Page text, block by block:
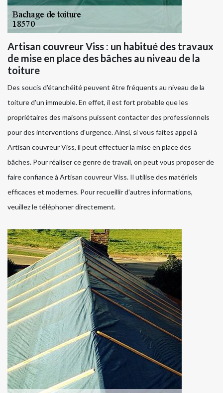
Artisan couvreur Viss : un habitué des travaux
de mise en place des bâches au niveau de la
toiture
Des soucis d'étanchéité peuvent être fréquents au niveau de la
toiture d'un immeuble. En effet, il est fort probable que les
propriétaires des maisons puissent contacter des professionnels
pour des interventions d'urgence. Ainsi, si vous faites appel à
Artisan couvreur Viss, il peut effectuer la mise en place des
bâches. Pour réaliser ce genre de travail, on peut vous proposer de
faire confiance à Artisan couvreur Viss. Il utilise des matériels
efficaces et modernes. Pour recueillir d'autres informations,
veuillez le téléphoner directement.